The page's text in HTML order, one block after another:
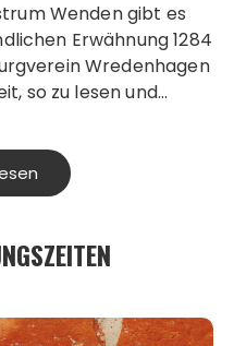
Erwähnung 1284
Wredenhagen
so zu lesen und…